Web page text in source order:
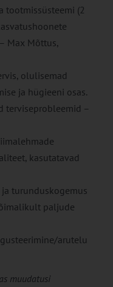
tootmissüsteemi (2
Max Mõttus,
olulisemad
ja hügieeni osas.
terviseprobleemid –
kasutatavad
turunduskogemus
paljude
arutelu
muudatusi